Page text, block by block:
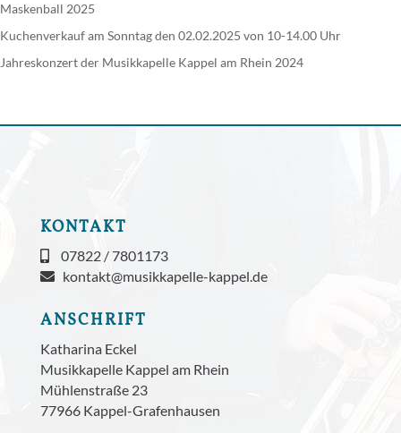
Maskenball 2025
Kuchenverkauf am Sonntag den 02.02.2025 von 10-14.00 Uhr
Jahreskonzert der Musikkapelle Kappel am Rhein 2024
KONTAKT
07822 / 7801173
kontakt@musikkapelle-kappel.de
ANSCHRIFT
Katharina Eckel
Musikkapelle Kappel am Rhein
Mühlenstraße 23
77966 Kappel-Grafenhausen